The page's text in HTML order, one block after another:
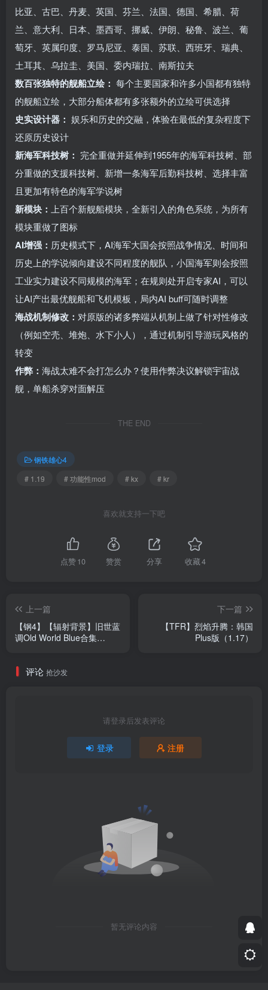
比亚、古巴、丹麦、英国、芬兰、法国、德国、希腊、荷
兰、意大利、日本、墨西哥、挪威、伊朗、秘鲁、波兰、葡
萄牙、英属印度、罗马尼亚、泰国、苏联、西班牙、瑞典、
土耳其、乌拉圭、美国、委内瑞拉、南斯拉夫
数百张独特的舰船立绘： 每个主要国家和许多小国都有独特
的舰船立绘，大部分船体都有多张额外的立绘可供选择
史实设计器： 娱乐和历史的交融，体验在最低的复杂程度下
还原历史设计
新海军科技树： 完全重做并延伸到1955年的海军科技树、部
分重做的支援科技树、新增一条海军后勤科技树、选择丰富
且更加有特色的海军学说树
新模块： 上百个新舰船模块，全新引入的角色系统，为所有
模块重做了图标
AI增强： 历史模式下，AI海军大国会按照战争情况、时间和
历史上的学说倾向建设不同程度的舰队，小国海军则会按照
工业实力建设不同规模的海军；在规则处开启专家AI，可以
让AI产出最优舰船和飞机模板，局内AI buff可随时调整
海战机制修改： 对原版的诸多弊端从机制上做了针对性修改
（例如空壳、堆炮、水下小人），通过机制引导游玩风格的
转变
作弊： 海战太难不会打怎么办？使用作弊决议解锁宇宙战
舰，单船杀穿对面解压
THE END
钢铁雄心4
# 1.19
# 功能性mod # kx # kr
喜欢就支持一下吧
点赞10 赞赏 分享 收藏4
上一篇
【钢4】【辐射背景】旧世蓝
调Old World Blue合集
下一篇
【TFR】烈焰升腾：韩国
Plus版（1.17）
评论 抢沙发
请登录后发表评论
登录 注册
暂无评论内容